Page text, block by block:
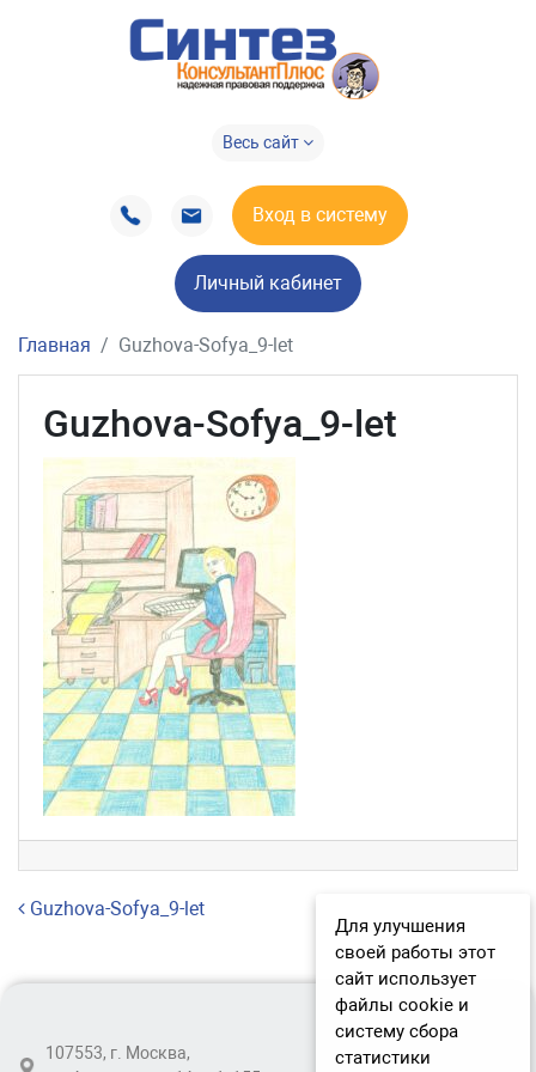
Весь сайт
Вход в систему
Личный кабинет
Главная Guzhova-Sofya_9-let
Guzhova-Sofya_9-let
Навигация по записям
Guzhova-Sofya_9-let
107553, г. Москва,
Для улучшения
своей работы этот
сайт использует
файлы cookie и
систему сбора
статистики